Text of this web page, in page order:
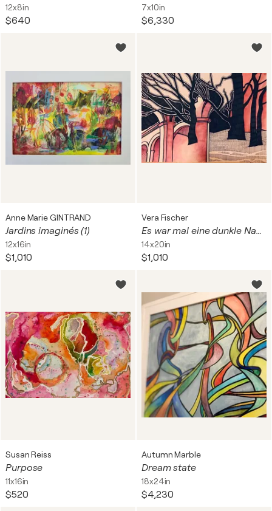
12x8in
$640
7x10in
$6,330
Anne Marie GINTRAND
Jardins imaginés (1)
12x16in
$1,010
Vera Fischer
Es war mal eine dunkle Nacht
14x20in
$1,010
Susan Reiss
Purpose
11x16in
$520
Autumn Marble
Dream state
18x24in
$4,230